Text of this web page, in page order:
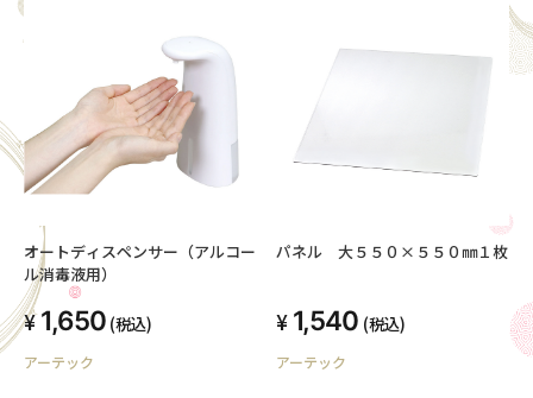
オートディスペンサー（アルコー
ル消毒液用）
1,650 (税込)
アーテック
パネル 大５５０×５５０㎜１枚
1,540 (税込)
アーテック